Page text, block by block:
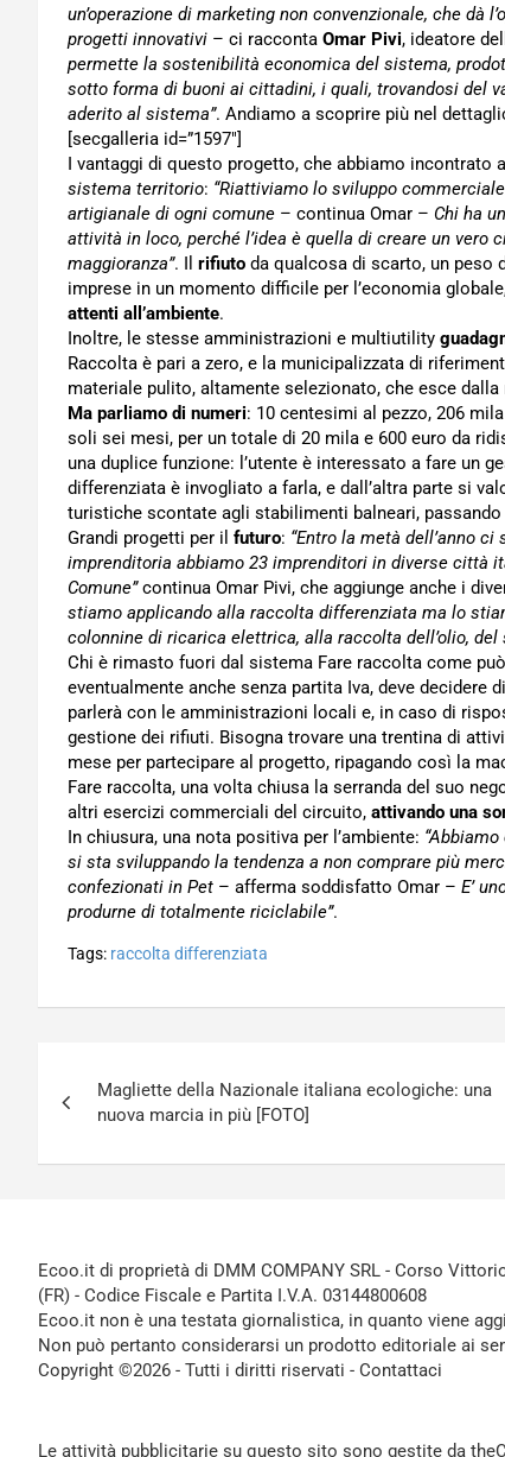
un’operazione di marketing non convenzionale, che
progetti innovativi – ci racconta Omar Pivi, ideatore
permette la sostenibilità economica del sistema,
sotto forma di buoni ai cittadini, i quali, trovandosi del
aderito al sistema”. Andiamo a scoprire più nel
[secgalleria id=”1597″]
I vantaggi di questo progetto, che abbiamo incontrato a
sistema territorio: “Riattiviamo lo sviluppo
artigianale di ogni comune – continua Omar – Chi ha
attività in loco, perché l’idea è quella di creare un vero
maggioranza”. Il rifiuto da qualcosa di scarto, un peso
imprese in un momento difficile per l’economia
attenti all’ambiente.
Inoltre, le stesse amministrazioni e multiutility
Raccolta è pari a zero, e la municipalizzata di
materiale pulito, altamente selezionato, che esce
Ma parliamo di numeri: 10 centesimi al pezzo, 206
soli sei mesi, per un totale di 20 mila e 600 euro da
una duplice funzione: l’utente è interessato a fare un
differenziata è invogliato a farla, e dall’altra parte si
turistiche scontate agli stabilimenti balneari,
Grandi progetti per il futuro: “Entro la metà dell’anno
imprenditoria abbiamo 23 imprenditori in diverse città
Comune”continua Omar Pivi, che aggiunge anche i
stiamo applicando alla raccolta differenziata ma lo
colonnine di ricarica elettrica, alla raccolta dell’olio, del
Chi è rimasto fuori dal sistema Fare raccolta come
eventualmente anche senza partita Iva, deve
parlerà con le amministrazioni locali e, in caso di
gestione dei rifiuti. Bisogna trovare una trentina di
mese per partecipare al progetto, ripagando così la
Fare raccolta, una volta chiusa la serranda del suo
altri esercizi commerciali del circuito, attivando una
In chiusura, una nota positiva per l’ambiente:
si sta sviluppando la tendenza a non comprare più
confezionati in Pet – afferma soddisfatto Omar – E’
produrne di totalmente riciclabile”.
Tags: raccolta differenziata
articoli
Magliette della Nazionale italiana ecologiche: una
nuova marcia in più [FOTO]
Ecoo.it di proprietà di DMM COMPANY SRL - Corso
(FR) - Codice Fiscale e Partita I.V.A. 03144800608
Ecoo.it non è una testata giornalistica, in quanto viene
Non può pertanto considerarsi un prodotto editoriale ai
Copyright ©2026 - Tutti i diritti riservati - Contattaci
Le attività pubblicitarie su questo sito sono gestite da